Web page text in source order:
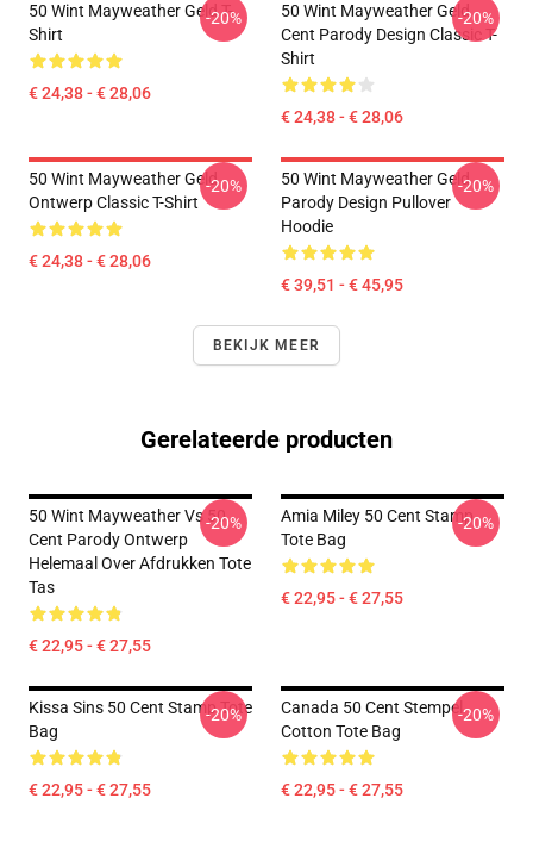
50 Wint Mayweather Geld T-
Shirt
€ 24,38 - € 28,06
-20%
50 Wint Mayweather Geld
Cent Parody Design Classic T-
Shirt
€ 24,38 - € 28,06
-20%
50 Wint Mayweather Geld
Ontwerp Classic T-Shirt
€ 24,38 - € 28,06
-20%
50 Wint Mayweather Geld
Parody Design Pullover
Hoodie
€ 39,51 - € 45,95
-20%
BEKIJK MEER
Gerelateerde producten
50 Wint Mayweather Vs 50
Cent Parody Ontwerp
Helemaal Over Afdrukken Tote
Tas
€ 22,95 - € 27,55
-20%
Amia Miley 50 Cent Stamp
Tote Bag
€ 22,95 - € 27,55
-20%
Kissa Sins 50 Cent Stamp Tote
Bag
€ 22,95 - € 27,55
-20%
Canada 50 Cent Stempel
Cotton Tote Bag
€ 22,95 - € 27,55
-20%